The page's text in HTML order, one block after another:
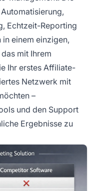
Echtzeit-Reporting
einem einzigen,
mit Ihrem
Ihr erstes Affiliate-
Netzwerk mit
–
und den Support
Ergebnisse zu